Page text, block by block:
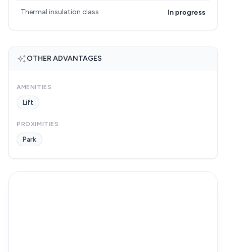
Thermal insulation class In progress
OTHER ADVANTAGES
AMENITIES
Lift
PROXIMITIES
Park